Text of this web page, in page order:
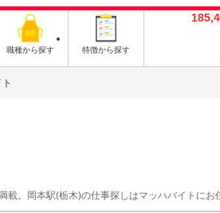
職種から探す 特徴から探す
。岡本駅(栃木)の仕事探しはマッハバイトにお